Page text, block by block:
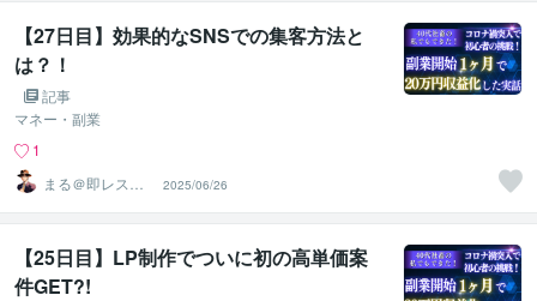
【27日目】効果的なSNSでの集客方法と
は？！
記事
マネー・副業
1
まる＠即レス＆
スピード対応
2025/06/26
【25日目】LP制作でついに初の高単価案
件GET?!